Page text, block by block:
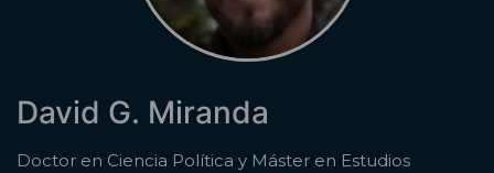
David G. Miranda
Doctor en Ciencia Política y Máster en Estudios